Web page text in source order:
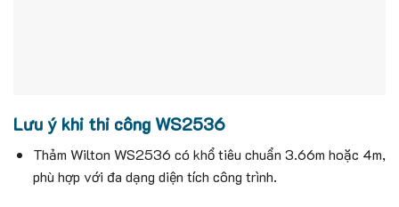
Lưu ý khi thi công WS2536
Thảm Wilton WS2536 có khổ tiêu chuẩn 3.66m hoặc 4m,
phù hợp với đa dạng diện tích công trình.